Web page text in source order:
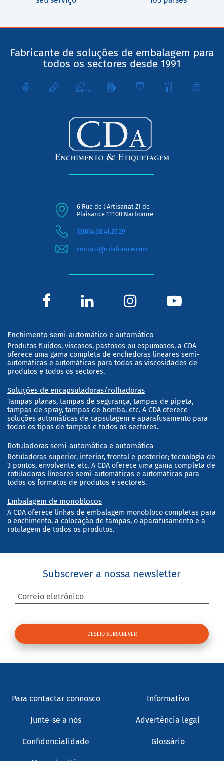
Fabricante de soluções de embalagem para
todos os sectores desde 1991
6 Rue de l'Artisanat ZI de
Plaisance 11100 Narbonne
33(0)4.68.41.25.29
contact@cdafrance.com
Enchimento semi-automático e automático
Produtos fluidos, viscosos, pastosos ou espumosos, a CDA
oferece uma gama completa de enchedoras lineares semi-
automáticas e automáticas para todas as viscosidades de
produtos e todos os sectores.
Soluções de encapsuladoras/rolhadoras
Tampas planas, tampas de segurança, tampas de pipeta,
tampas de spray, tampas de bomba, etc. A CDA oferece
soluções automáticas de capsulagem e aparafusamento para
todos os tipos de tampas e todos os sectores.
Rotuladoras semi-automática e automática
Rotuladoras superior, inferior, frontal e posterior; tecnologia de
3 pontos, envolvente, etc. A CDA oferece uma gama completa de
rotuladoras lineares semi-automáticas e automáticas para
todos os formatos de produtos e sectores.
Embalagem de monoblocos
A CDA oferece linhas de embalagem monobloco completas para
o enchimento, a colocação de tampas, o aparafusamento e a
rotulagem de todos os produtos.
Subscrever a nossa newsletter
Correio eletrónico
Para contactar connosco Informativo
Junte-se a nós Advertência legal
Confidencialidade Glossário